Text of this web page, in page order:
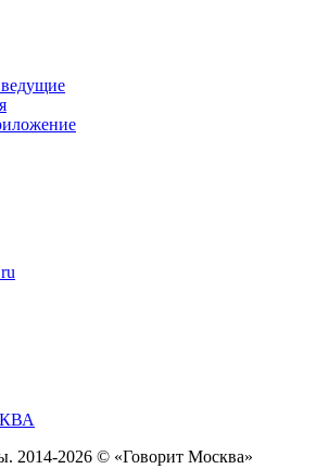
2014-2026 © «Говорит Москва»